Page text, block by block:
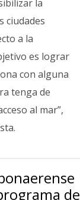
la
ciudades
a la
es lograr
con alguna
tenga de
al mar”,
de